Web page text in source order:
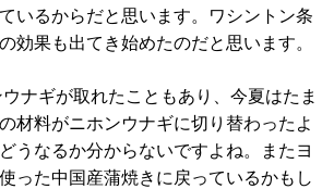
いるからだと思います。ワシントン条
効果も出てき始めたのだと思います。
ナギが取れたこともあり、今夏はたま
材料がニホンウナギに切り替わったよ
うなるか分からないですよね。またヨ
った中国産蒲焼きに戻っているかもし